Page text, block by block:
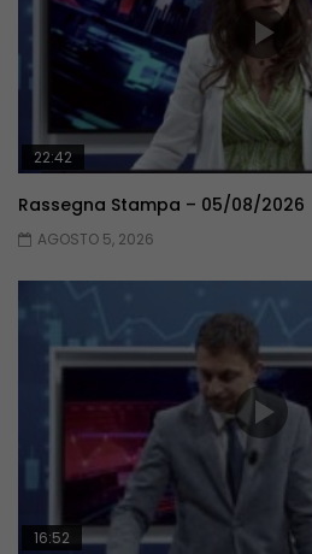
22:42
Rassegna Stampa – 05/08/2026
AGOSTO 5, 2026
16:52